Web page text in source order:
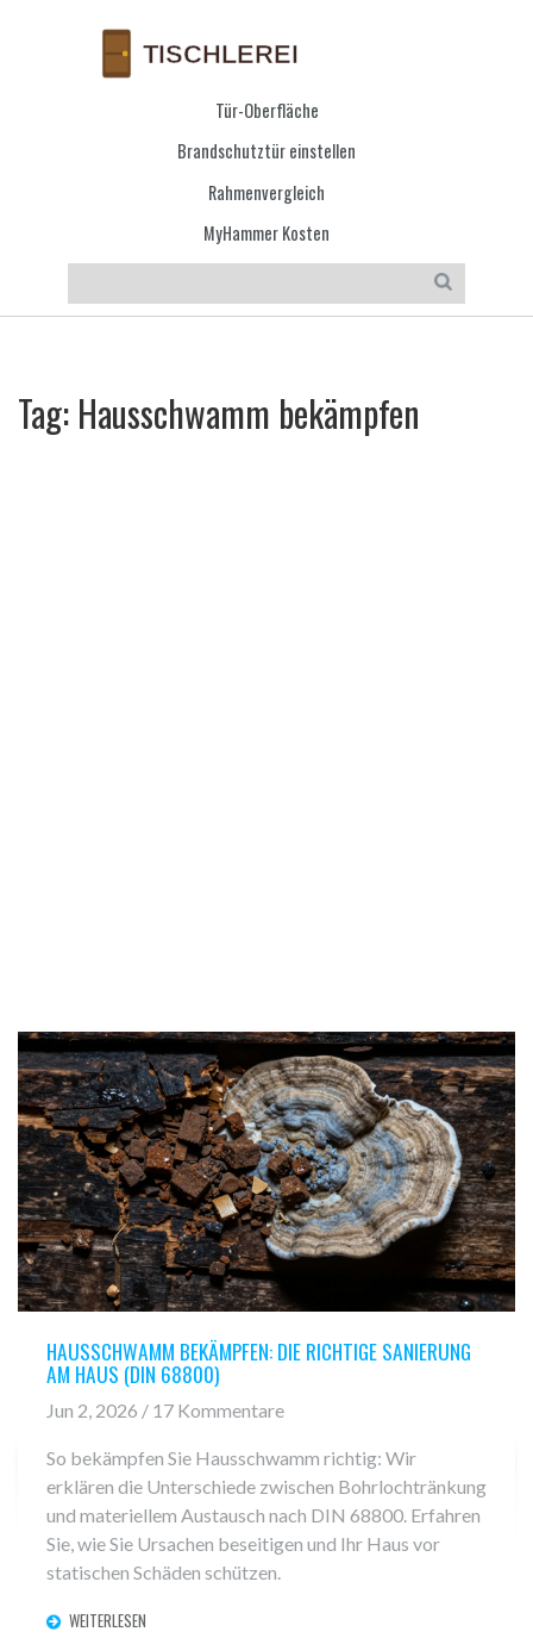
Tür-Oberfläche
Brandschutztür einstellen
Rahmenvergleich
MyHammer Kosten
Tag: Hausschwamm bekämpfen
HAUSSCHWAMM BEKÄMPFEN: DIE RICHTIGE SANIERUNG
AM HAUS (DIN 68800)
Jun 2, 2026 / 17 Kommentare
So bekämpfen Sie Hausschwamm richtig: Wir
erklären die Unterschiede zwischen Bohrlochtränkung
und materiellem Austausch nach DIN 68800. Erfahren
Sie, wie Sie Ursachen beseitigen und Ihr Haus vor
statischen Schäden schützen.
WEITERLESEN